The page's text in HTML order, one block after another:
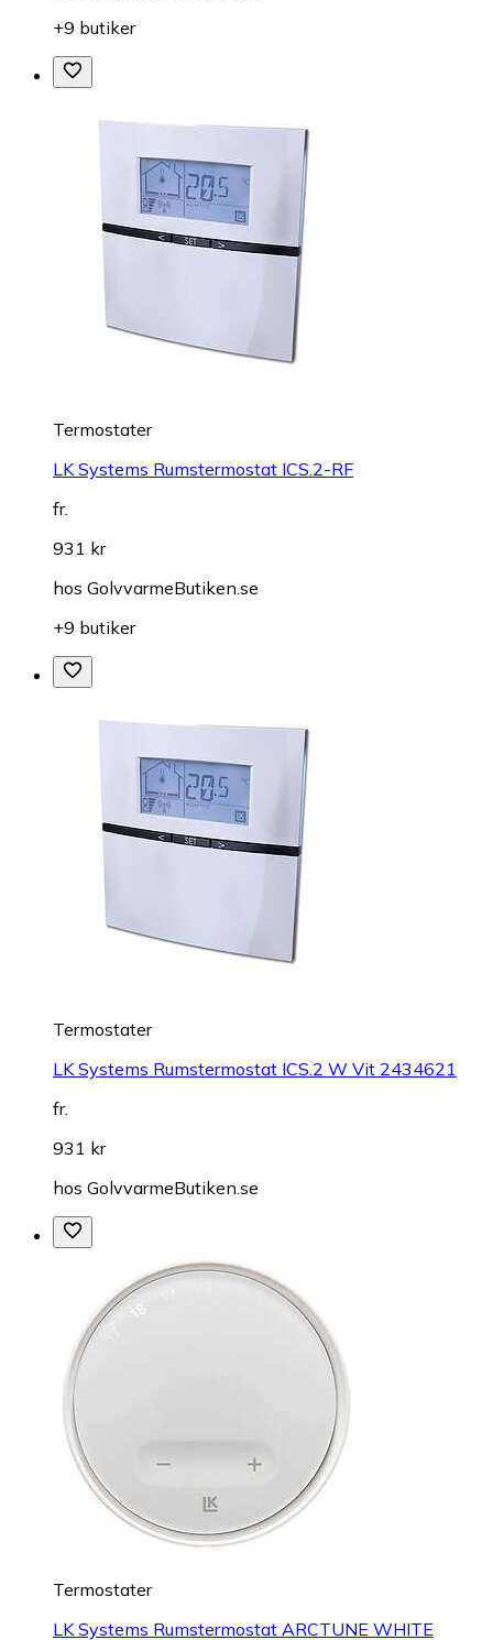
+9 butiker
Termostater
LK Systems Rumstermostat ICS.2-RF
fr.
931 kr
hos GolvvarmeButiken.se
+9 butiker
Termostater
LK Systems Rumstermostat ICS.2 W Vit 2434621
fr.
931 kr
hos GolvvarmeButiken.se
Termostater
LK Systems Rumstermostat ARCTUNE WHITE